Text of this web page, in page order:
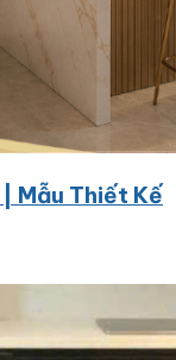
Mẫu Thiết Kế